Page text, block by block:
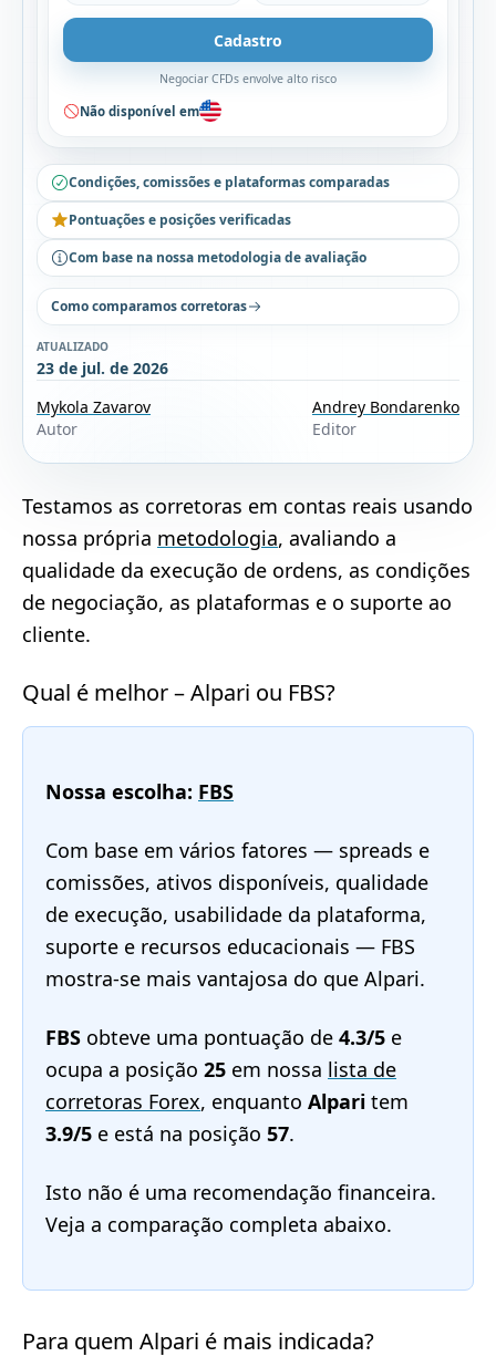
Cadastro
Negociar CFDs envolve alto risco
Não disponível em
Condições, comissões e plataformas comparadas
Pontuações e posições verificadas
Com base na nossa metodologia de avaliação
Como comparamos corretoras
ATUALIZADO
23 de jul. de 2026
Mykola Zavarov
Autor
Andrey Bondarenko
Editor
Testamos as corretoras em contas reais usando
nossa própria metodologia, avaliando a
qualidade da execução de ordens, as condições
de negociação, as plataformas e o suporte ao
cliente.
Qual é melhor – Alpari ou FBS?
Nossa escolha: FBS
Com base em vários fatores — spreads e
comissões, ativos disponíveis, qualidade
de execução, usabilidade da plataforma,
suporte e recursos educacionais — FBS
mostra-se mais vantajosa do que Alpari.
FBS obteve uma pontuação de 4.3/5 e
ocupa a posição 25 em nossa lista de
corretoras Forex, enquanto Alpari tem
3.9/5 e está na posição 57.
Isto não é uma recomendação financeira.
Veja a comparação completa abaixo.
Para quem Alpari é mais indicada?